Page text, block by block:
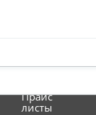
Прайс
листы